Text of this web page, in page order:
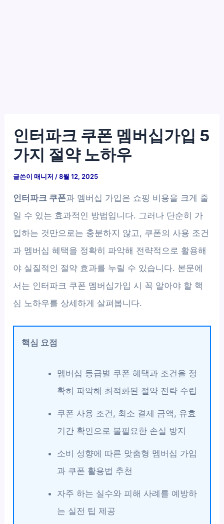
인터파크 쿠폰 멤버십가입 5
가지 절약 노하우
글쓴이매니저 /8월 12, 2025
인터파크 쿠폰과 멤버십 가입은 쇼핑 비용을 크게 줄
일 수 있는 효과적인 방법입니다. 그러나 단순히 가
입하는 것만으로는 충분하지 않고, 쿠폰의 사용 조건
과 멤버십 혜택을 정확히 파악해 전략적으로 활용해
야 실질적인 절약 효과를 누릴 수 있습니다. 본문에
서는 인터파크 쿠폰 멤버십가입 시 꼭 알아야 할 핵
심 노하우를 상세하게 살펴봅니다.
핵심 요점
멤버십 등급별 쿠폰 혜택과 조건을 정
확히 파악해 최적화된 절약 전략 수립
쿠폰 사용 조건, 최소 결제 금액, 유효
기간 확인으로 불필요한 손실 방지
소비 성향에 따른 맞춤형 멤버십 가입
과 쿠폰 활용법 추천
자주 하는 실수와 피해 사례를 예방하
는 실전 팁 제공